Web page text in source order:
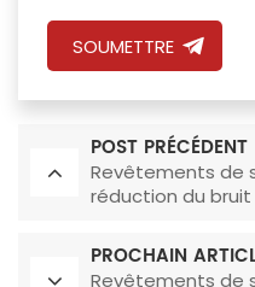
SOUMETTRE
POST PRÉCÉDENT
Revêtements de
réduction du
vibrations
PROCHAIN
Revêtements de